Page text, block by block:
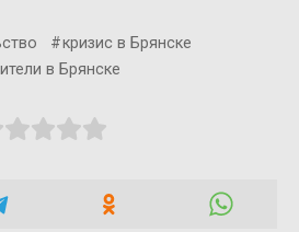
кризис в Брянске
в Брянске